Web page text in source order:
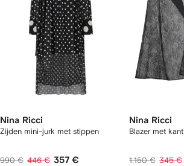
Nina Ricci
Zijden mini-jurk met stippen
990 € 446 € 357 €
Nina Ricci
Blazer met kant
1.150 € 345 €